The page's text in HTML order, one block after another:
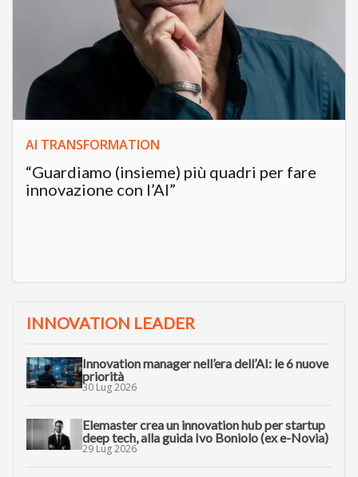
AI TRANSFORMATION
“Guardiamo (insieme) più quadri per fare
innovazione con l’AI”
INNOVATION LEADER
Innovation manager nell’era dell’AI: le 6 nuove
priorità
30 Lug 2026
Elemaster crea un innovation hub per startup
deep tech, alla guida Ivo Boniolo (ex e-Novia)
29 Lug 2026